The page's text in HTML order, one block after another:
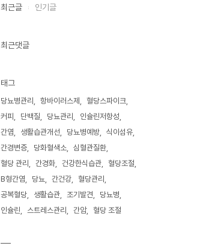
최근글 인기글
최근댓글
태그
당뇨병관리 항바이러스제
혈당스파이크
커피
단백질 당뇨관리
인슐린저항성
간염
생활습관개선 당뇨병예방
식이섬유
간경변증
당화혈색소
심혈관질환
혈당 관리
간경화 건강한식습관
혈당조절
B형간염
당뇨 간건강
혈당관리
공복혈당
생활습관 조기발견
당뇨병
인슐린
스트레스관리 간암 혈당 조절